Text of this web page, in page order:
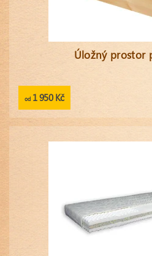
Úložný prostor
od1 950 Kč